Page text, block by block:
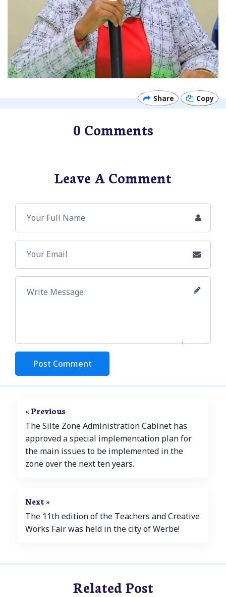
Share Copy
0 Comments
Leave A Comment
Post Comment
« Previous
The Silte Zone Administration Cabinet has
approved a special implementation plan for
the main issues to be implemented in the
zone over the next ten years.
Next »
The 11th edition of the Teachers and Creative
Works Fair was held in the city of Werbe!
Related Post